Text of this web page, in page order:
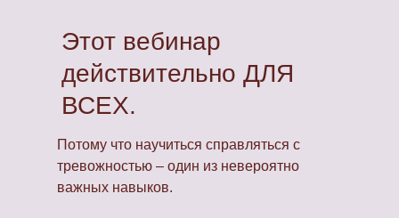
Этот вебинар
действительно ДЛЯ
ВСЕХ.
Потому что научиться справляться с
тревожностью – один из невероятно
важных навыков.